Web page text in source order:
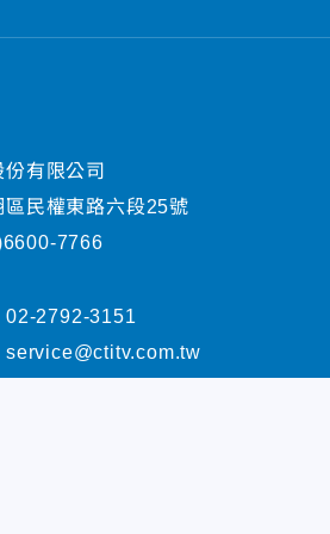
有限公司
區民權東路六段25號
7766
02-2792-3151
service@ctitv.com.tw